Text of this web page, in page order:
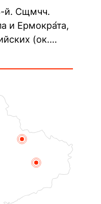
Христа
й. Сщмчч.
и Ермокра́та,
(ок.